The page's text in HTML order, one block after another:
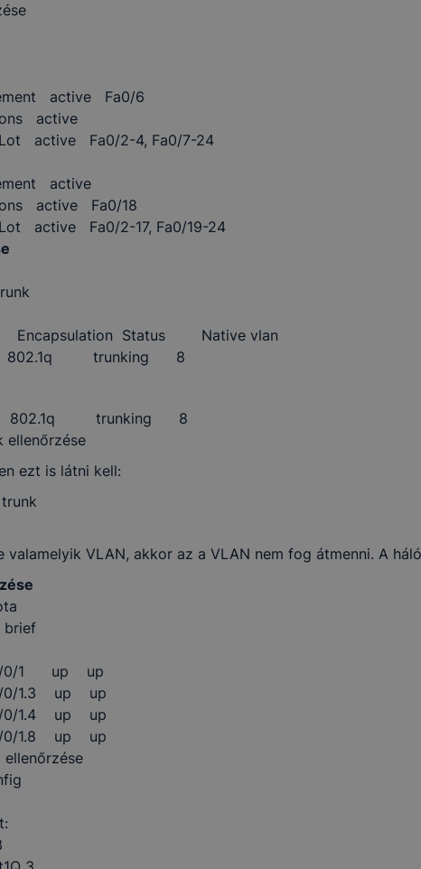
active Fa0/6
active
active Fa0/2-4, Fa0/7-24
active
active Fa0/18
active Fa0/2-17, Fa0/19-24
Status Native vlan
trunking 8
trunking 8
ellenőrzése
ezt is látni kell:
valamelyik VLAN, akkor az a VLAN nem fog átmenni. A
brief
0/1 up up
0/1.3 up up
0/1.4 up up
0/1.8 up up